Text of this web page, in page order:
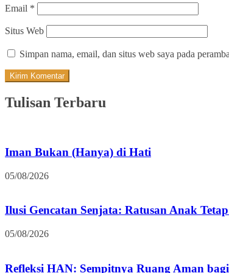
Email *
Situs Web
Simpan nama, email, dan situs web saya pada
Tulisan Terbaru
Iman Bukan (Hanya) di Hati
05/08/2026
Ilusi Gencatan Senjata: Ratusan Anak
05/08/2026
Refleksi HAN: Sempitnya Ruang Aman